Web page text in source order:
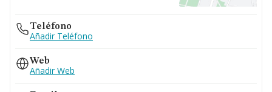
Teléfono
Añadir Teléfono
Web
Añadir Web